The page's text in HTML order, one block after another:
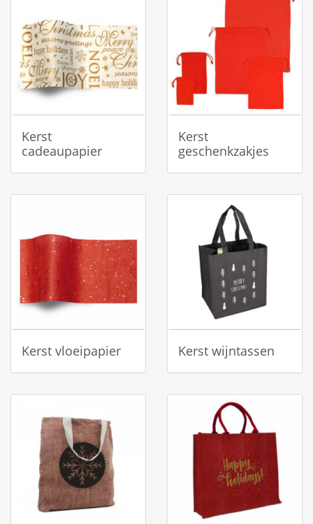
Kerst
cadeaupapier
Kerst
geschenkzakjes
Kerst vloeipapier Kerst wijntassen